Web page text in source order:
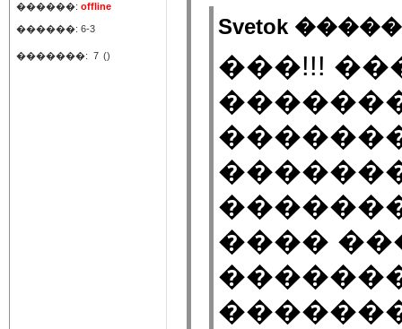
������: offline
������: 6-3
�������: 7 ()
Svetok
���!!!
����